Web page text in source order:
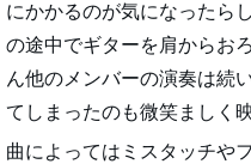
にかかるのが気になったら
の途中でギターを肩からお
ん他のメンバーの演奏は続
てしまったのも微笑ましく
曲によってはミスタッチや